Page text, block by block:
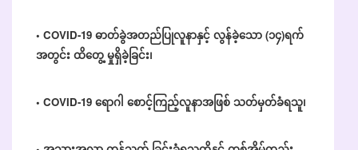
• COVID-19 ဓာတ်ခွဲအတည်ပြုလူနာနှင့် လွန်ခဲ့သော (၁၄)ရက်
အတွင်း ထိတွေ့ မှုရှိခဲ့ခြင်း၊
• COVID-19 ရောဂါ စောင့်ကြည့်လူနာအဖြစ် သတ်မှတ်ခံရသူ၊